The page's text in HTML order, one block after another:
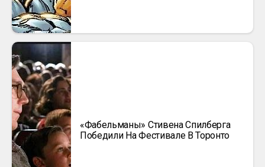
«Фабельманы» Стивена Спилберга
Победили На Фестивале В Торонто